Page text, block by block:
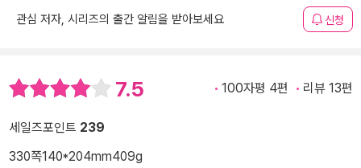
관심 저자, 시리즈의 출간 알림을 받아보세요 신청
7.5 100자평 4편 리뷰 13편
세일즈포인트 239
330쪽140*204mm409g